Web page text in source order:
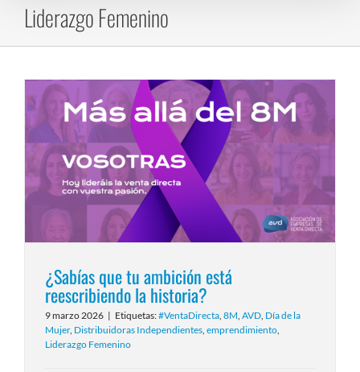
Liderazgo Femenino
¿Sabías que tu ambición está
reescribiendo la historia?
9 marzo 2026 | Etiquetas:#VentaDirecta, 8M, AVD, Día de la
Mujer, Distribuidoras Independientes, emprendimiento,
Liderazgo Femenino